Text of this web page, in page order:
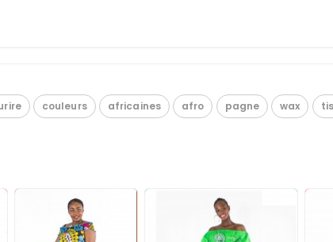
couleurs africaines afro pagne wax